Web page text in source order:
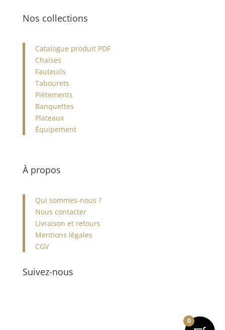
Nos collections
Catalogue produit PDF
Chaises
Fauteuils
Tabourets
Piètements
Banquettes
Plateaux
Équipement
À propos
Qui sommes-nous ?
Nous contacter
Livraison et retours
Mentions légales
CGV
Suivez-nous
0